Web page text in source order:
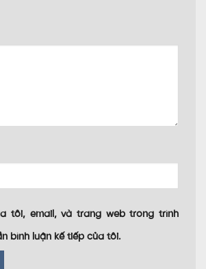
tôi, email, và trang web trong trình
bình luận kế tiếp của tôi.